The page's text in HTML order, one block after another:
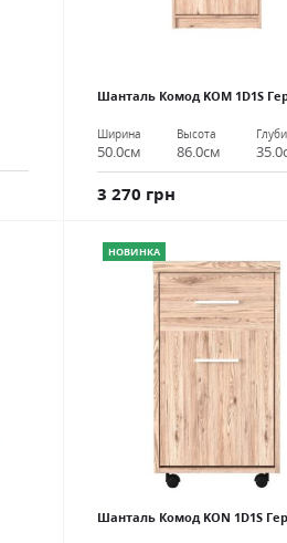
Шанталь Комод KOM 1D1S
Ширина
50.0см
Высота
86.0см
3 270 грн
НОВИНКА
Шанталь Комод KON 1D1S